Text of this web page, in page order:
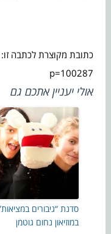
p=100287
אולי יעניין אתכם גם
סדנת “גיבורים
במוזיאון נחום גוטמן